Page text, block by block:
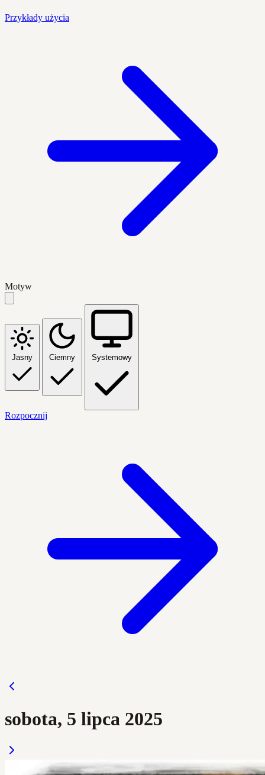
Przykłady użycia
Motyw
Jasny Ciemny Systemowy
Rozpocznij
sobota, 5 lipca 2025